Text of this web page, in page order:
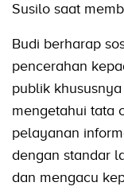
Susilo saat
Budi berharap
pencerahan
publik
mengetahui tata
pelayanan
dengan standar
dan mengacu